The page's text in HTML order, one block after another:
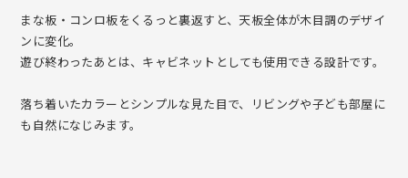
ColoColo Kitchen【ままごとキッチン】
Toaster Toy【ままごとトースター】
会社概要 採用情報
Global Site 法人のお客様
会員・保証登録
まな板・コンロ板をくるっと裏返すと、天板全体が木目調のデザイ
ンに変化。
遊び終わったあとは、キャビネットとしても使用できる設計です。
落ち着いたカラーとシンプルな見た目で、リビングや子ども部屋に
も自然になじみます。